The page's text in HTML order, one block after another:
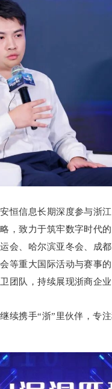
恒信息长期深度参与浙
，致力于筑牢数字时代
会、哈尔滨亚冬会、成
等重大国际活动与赛事
团队，持续展现浙商企
续携手“浙”里伙伴，专